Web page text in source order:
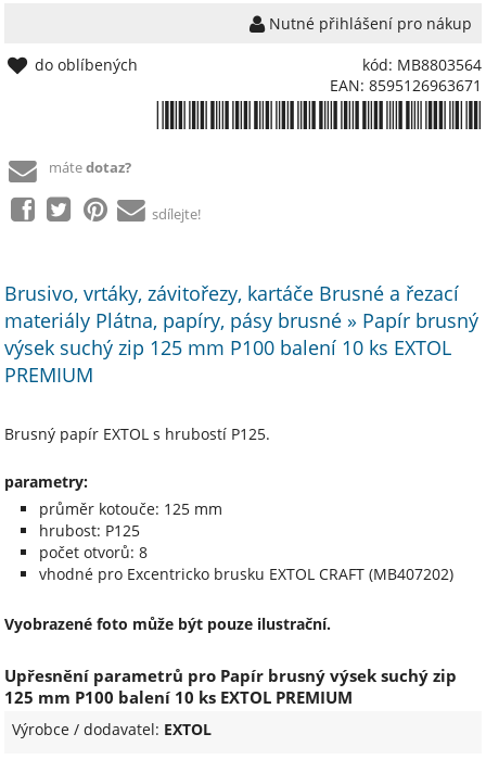
Nutné přihlášení pro nákup
kód: MB8803564
EAN: 8595126963671
do oblíbených
mátedotaz?
sdílejte!
Brusivo, vrtáky, závitořezy, kartáče Brusné a řezací
materiály Plátna, papíry, pásy brusné » Papír brusný
výsek suchý zip 125 mm P100 balení 10 ks EXTOL
PREMIUM
Brusný papír EXTOL s hrubostí P125.
parametry:
průměr kotouče: 125 mm
hrubost: P125
počet otvorů: 8
vhodné pro Excentricko brusku EXTOL CRAFT (MB407202)
Vyobrazené foto může být pouze ilustrační.
Upřesnění parametrů pro Papír brusný výsek suchý zip
125 mm P100 balení 10 ks EXTOL PREMIUM
Výrobce / dodavatel: EXTOL